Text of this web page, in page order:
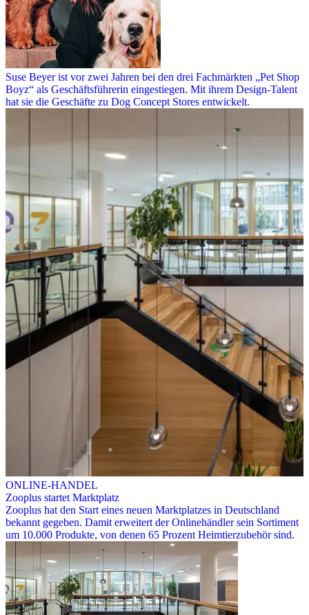
Suse Beyer ist vor zwei Jahren bei den drei Fachmärkten „Pet Shop
Boyz“ als Geschäftsführerin eingestiegen. Mit ihrem Design-Talent
hat sie die Geschäfte zu Dog Concept Stores entwickelt.
ONLINE-HANDEL
Zooplus startet Marktplatz
Zooplus hat den Start eines neuen Marktplatzes in Deutschland
bekannt gegeben. Damit erweitert der Onlinehändler sein Sortiment
um 10.000 Produkte, von denen 65 Prozent Heimtierzubehör sind.